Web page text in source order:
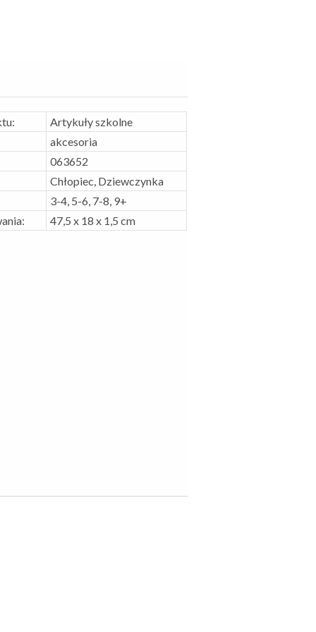
Artykuły szkolne
akcesoria
063652
Chłopiec, Dziewczynka
3-4, 5-6, 7-8, 9+
47,5 x 18 x 1,5 cm